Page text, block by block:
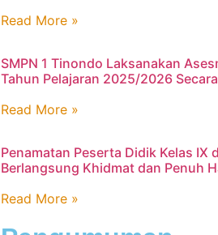
Read More »
SMPN 1 Tinondo Laksanakan
Tahun Pelajaran 2025/2026
Read More »
Penamatan Peserta Didik Kelas IX
Berlangsung Khidmat dan Penuh
Read More »